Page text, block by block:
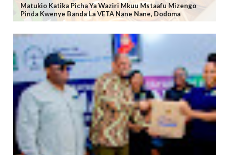
Matukio Katika Picha Ya Waziri Mkuu Mstaafu Mizengo
Pinda Kwenye Banda La VETA Nane Nane, Dodoma